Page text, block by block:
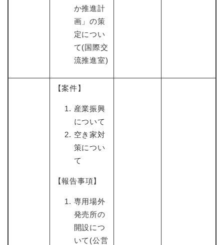
か推進計
画」の策
定につい
て(国際交
流推進室)
【案件】
産業振興
について
空き家対
策につい
て
【報告事項】
専用場外
発売所の
開設につ
いて(公営